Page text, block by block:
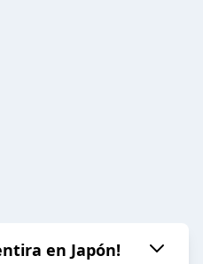
en Japón!